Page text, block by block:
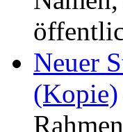
Neuer
(Kopie)